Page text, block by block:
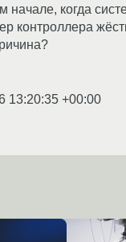
начале, когда
контроллера
13:20:35 +00:00